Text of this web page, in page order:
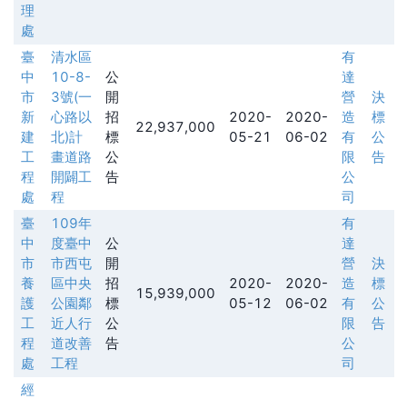
理
處
臺
中
市
新
建
工
程
處
清水區
10-8-
3號(一
心路以
北)計
畫道路
開闢工
程
公
開
招
標
公
告
22,937,000
2020-
05-21
2020-
06-02
有
達
營
造
有
限
公
司
決
標
公
告
臺
中
市
養
護
工
程
處
109年
度臺中
市西屯
區中央
公園鄰
近人行
道改善
工程
公
開
招
標
公
告
15,939,000
2020-
05-12
2020-
06-02
有
達
營
造
有
限
公
司
決
標
公
告
經